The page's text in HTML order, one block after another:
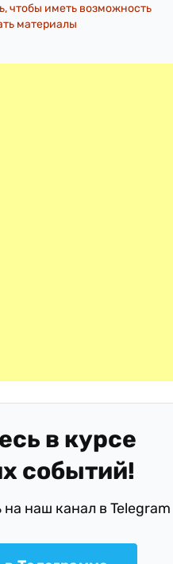
чтобы иметь возможность
материалы
в курсе
событий!
наш канал в Telegram